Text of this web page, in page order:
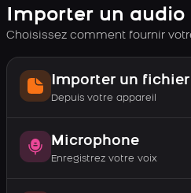
Importer un audio
Choisissez comment fournir
Importer un fichier
Depuis votre appareil
Microphone
Enregistrez votre voix